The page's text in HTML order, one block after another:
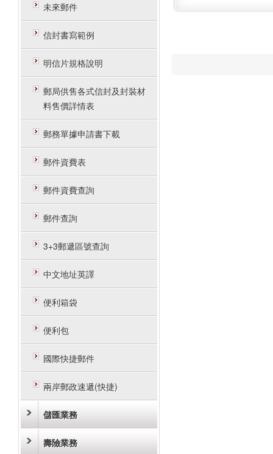
未來郵件
信封書寫範例
明信片規格說明
郵局供售各式信封及封裝材
料售價詳情表
郵務單據申請書下載
郵件資費表
郵件資費查詢
郵件查詢
3+3郵遞區號查詢
中文地址英譯
便利箱袋
便利包
國際快捷郵件
兩岸郵政速遞(快捷)
儲匯業務
壽險業務